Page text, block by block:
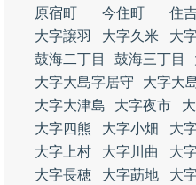
原宿町
今住町 住
大字譲羽
大字久米 大
鼓海二丁目
鼓海三丁目
大字大島字居守
大字大
大字大津島
大字夜市
大字四熊
大字小畑 大
大字上村
大字川曲 大
大字長穂
大字莇地
大